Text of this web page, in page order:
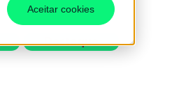
Aceitar cookies
Destaque